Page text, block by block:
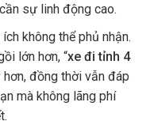
sự linh động cao.
không thể phủ nhận.
lớn hơn, “xe đi tỉnh 4
đồng thời vẫn đáp
mà không lãng phí